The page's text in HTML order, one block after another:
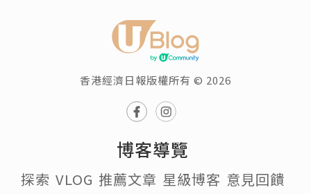
香港經濟日報版權所有 © 2026
博客導覽
探索 VLOG 推薦文章 星級博客 意見回饋